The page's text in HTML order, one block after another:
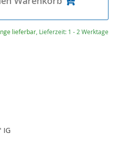
lieferbar , Lieferzeit: 1 - 2 Werktage
IG